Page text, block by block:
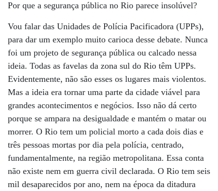
Por que a segurança pública no Rio parece insolúvel?
Vou falar das Unidades de Polícia Pacificadora (UPPs),
para dar um exemplo muito carioca desse debate. Nunca
foi um projeto de segurança pública ou calcado nessa
ideia. Todas as favelas da zona sul do Rio têm UPPs.
Evidentemente, não são esses os lugares mais violentos.
Mas a ideia era tornar uma parte da cidade viável para
grandes acontecimentos e negócios. Isso não dá certo
porque se ampara na desigualdade e mantém o matar ou
morrer. O Rio tem um policial morto a cada dois dias e
três pessoas mortas por dia pela polícia, centrado,
fundamentalmente, na região metropolitana. Essa conta
não existe nem em guerra civil declarada. O Rio tem seis
mil desaparecidos por ano, nem na época da ditadura